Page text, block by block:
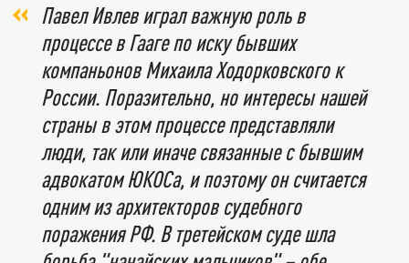
Павел Ивлев играл важную роль в
процессе в Гааге по иску бывших
компаньонов Михаила Ходорковского к
России. Поразительно, но интересы нашей
страны в этом процессе представляли
люди, так или иначе связанные с бывшим
адвокатом ЮКОСа, и поэтому он считается
одним из архитекторов судебного
поражения РФ. В третейском суде шла